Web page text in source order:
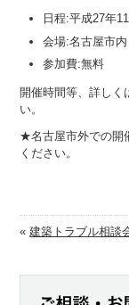
日程:平成27年
会場:名古屋市内
参加費:無料
開催時間等、詳しく
い。
★名古屋市外での開
ください。
«建築トラブル相談